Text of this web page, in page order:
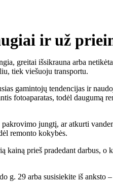
ir už
greitai išsikrauna arba
tiek viešuoju transportu.
gamintojų tendencijas ir
fotoaparatas, todėl daugumą
jungtį, ar atkurti
remonto kokybės.
prieš pradedant darbus, o
29 arba susisiekite iš anksto –